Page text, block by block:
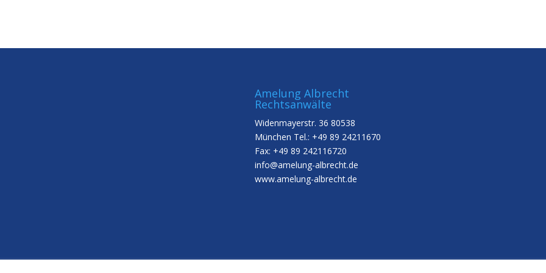
Amelung Albrecht
Rechtsanwälte
Widenmayerstr. 36 80538
München Tel.: +49 89 24211670
Fax: +49 89 242116720
info@amelung-albrecht.de
www.amelung-albrecht.de